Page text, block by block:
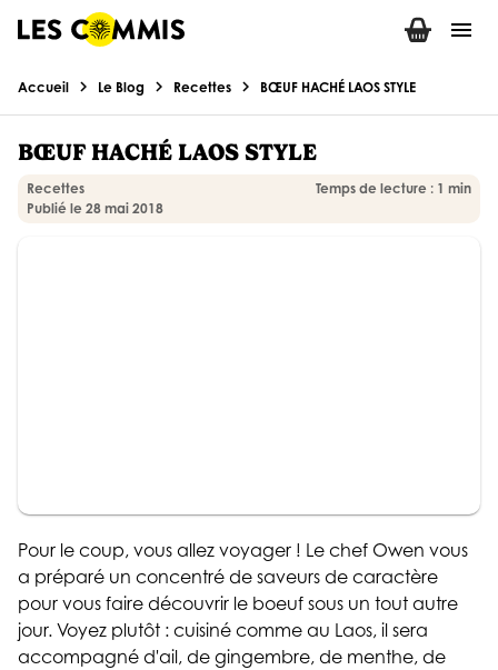
menu
Accueil chevron_right Le Blog chevron_right Recettes chevron_right BŒUF HACHÉ LAOS STYLE
BŒUF HACHÉ LAOS STYLE
Recettes
Publié le 28 mai 2018
Temps de lecture : 1 min
Pour le coup, vous allez voyager ! Le chef Owen vous
a préparé un concentré de saveurs de caractère
pour vous faire découvrir le boeuf sous un tout autre
jour. Voyez plutôt : cuisiné comme au Laos, il sera
accompagné d'ail, de gingembre, de menthe, de